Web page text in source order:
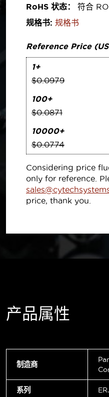
RoHS 状态：
符合
规格书: 规格书
Reference Price
1+
$0.0979
100+
$0.0871
10000+
$0.0774
Considering price
only for reference.
price, thank you.
产品属性
制造商
系列